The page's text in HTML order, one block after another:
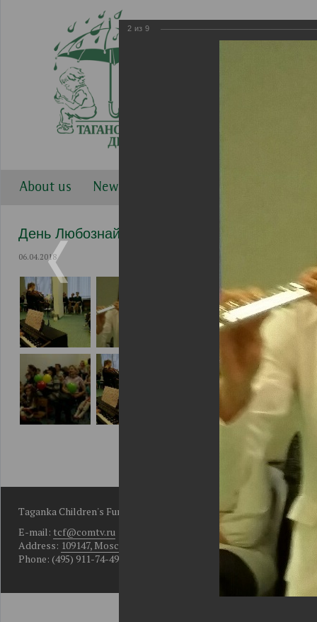
About us News
День Любознайки с Высшей школой
06.04.2018
Taganka Children's Fund
E-mail: tcf@comtv.ru
Address: 109147, Moscow, Bolshoy Rogozhsky per., D. 10, Bldg. 2
Phone: (495) 911-74-49
2 из 9